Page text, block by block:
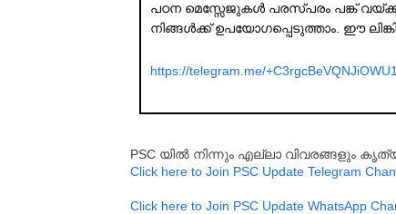
പഠന മെസ്സേജുകൾ പരസ്പരം പങ്ക്
നിങ്ങൾക്ക് ഉപയോഗപ്പെടുത്താം. ഈ
https://telegram.me/+C3rgcBeVQNJiOWU1
PSC യിൽ നിന്നും എല്ലാ വിവരങ്ങളും
Click here to Join PSC Update Telegram
Click here to Join PSC Update WhatsApp